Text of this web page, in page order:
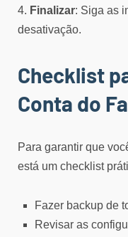
4. Finalizar: Siga as
desativação.
Checklist
Conta do
Para garantir que
está um checklist
Fazer backup de
Revisar as